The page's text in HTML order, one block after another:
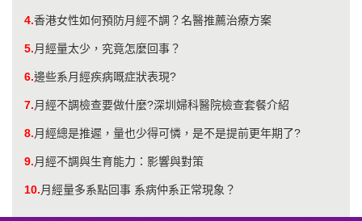
4.香港女性如何預防月經不調？名醫推薦治療方案
5.​月經量太少，究竟怎麼回事？
6.邊些系月經疾病嘅症狀表現?
7.月經不調檢查要做什麼?深圳婦科醫院檢查套餐介紹
8.月經總是推遲，量也少得可憐，是不是提前更年期了?
9.月經不調與生育能力：影響與對策
10.月經量多系點回事 系病仲系正常現象？